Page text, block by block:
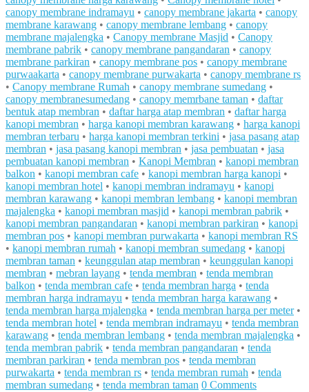
canopy membrane indramayu • canopy membrane jakarta • canopy
membrane karawang • canopy membrane lembang • canopy
membrane majalengka • Canopy membrane Masjid • Canopy
membrane pabrik • canopy membrane pangandaran • canopy
membrane parkiran • canopy membrane pos • canopy membrane
purwaakarta • canopy membrane purwakarta • canopy membrane rs
• Canopy membrane Rumah • canopy membrane sumedang •
canopy membranesumedang • canopy memrbane taman • daftar
bentuk atap membran • daftar harga atap membran • daftar harga
kanopi membran • harga kanopi membran karawang • harga kanopi
membran terbaru • harga kanopi membran terkini • jasa pasang atap
membran • jasa pasang kanopi membran • jasa pembuatan • jasa
pembuatan kanopi membran • Kanopi Membran • kanopi membran
balkon • kanopi membran cafe • kanopi membran harga kanopi •
kanopi membran hotel • kanopi membran indramayu • kanopi
membran karawang • kanopi membran lembang • kanopi membran
majalengka • kanopi membran masjid • kanopi membran pabrik •
kanopi membran pangandaran • kanopi membran parkiran • kanopi
membran pos • kanopi membran purwakarta • kanopi membran RS
• kanopi membran rumah • kanopi membran sumedang • kanopi
membran taman • keunggulan atap membran • keunggulan kanopi
membran • mebran layang • tenda membran • tenda membran
balkon • tenda membran cafe • tenda membran harga • tenda
membran harga indramayu • tenda membran harga karawang •
tenda membran harga mjalengka • tenda membran harga per meter•
tenda membran hotel • tenda membran indramayu • tenda membran
karawang • tenda membran lembang • tenda membran majalengka •
tenda membran pabrik • tenda membran pangandaran • tenda
membran parkiran • tenda membran pos • tenda membran
purwakarta • tenda membran rs • tenda membran rumah • tenda
membran sumedang • tenda membran taman 0 Comments